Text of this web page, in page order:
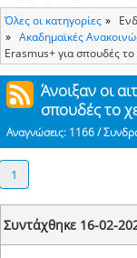
Όλες οι κατηγορίες
Ακαδημαϊκές
Erasmus+ για σπουδές
Άνοιξαν οι
σπουδές το
Αναγνώσεις: 1166 /
1
Συντάχθηκε 16-02-